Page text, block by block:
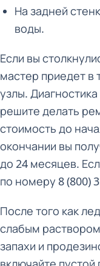
На задней
воды.
Если вы
мастер приедет в
узлы.
решите делать
стоимость до
окончании вы
до 24 месяцев.
по номеру 8 (800)
После того как
слабым
запахи и